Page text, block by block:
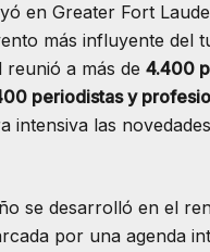
en Greater Fort
más influyente del
reunió a más de 4.400
periodistas y
intensiva las
se desarrolló en el
por una agenda